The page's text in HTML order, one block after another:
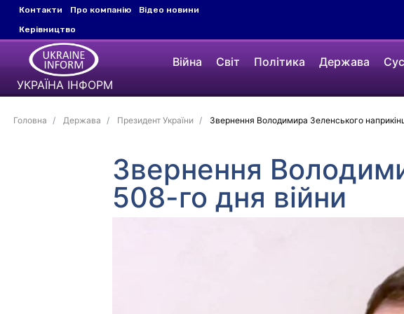
Контакти Про компанію
Відео новини
Керівництво
УКРАЇНА ІНФОРМ
Війна Світ Політика Держава
Головна Держава Президент України Звернення Володимира Зеленського
Звернення
508-го дня війни